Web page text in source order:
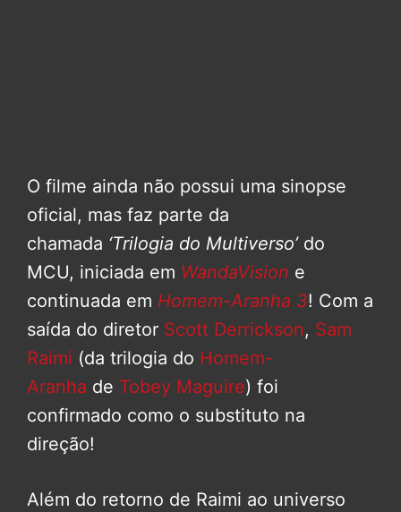
O filme ainda não possui uma sinopse
oficial, mas faz parte da
chamada ‘Trilogia do Multiverso’do
MCU, iniciada em WandaVision e
continuada em Homem-Aranha 3! Com a
saída do diretor Scott Derrickson, Sam
Raimi (da trilogia do Homem-
Aranha de Tobey Maguire) foi
confirmado como o substituto na
direção!
Além do retorno de Raimi ao universo